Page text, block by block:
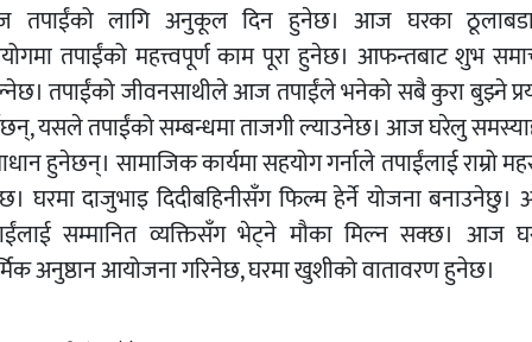
तपाईंको लागि अनुकूल दिन हुनेछ। आज घरका
तपाईंको महत्त्वपूर्ण काम पूरा हुनेछ। आफन्तबाट शुभ
तपाईंको जीवनसाथीले आज तपाईंले भनेको सबै कुरा बुझ्ने
यसले तपाईंको सम्बन्धमा ताजगी ल्याउनेछ। आज घरेलु
हुनेछन्। सामाजिक कार्यमा सहयोग गर्नाले तपाईंलाई राम्रो
घरमा दाजुभाइ दिदीबहिनीसँग फिल्म हेर्ने योजना
सम्मानित व्यक्तिसँग भेट्ने मौका मिल्न सक्छ। आज
अनुष्ठान आयोजना गरिनेछ, घरमा खुशीको वातावरण हुनेछ।